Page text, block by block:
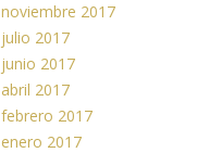
noviembre 2017
julio 2017
junio 2017
abril 2017
febrero 2017
enero 2017